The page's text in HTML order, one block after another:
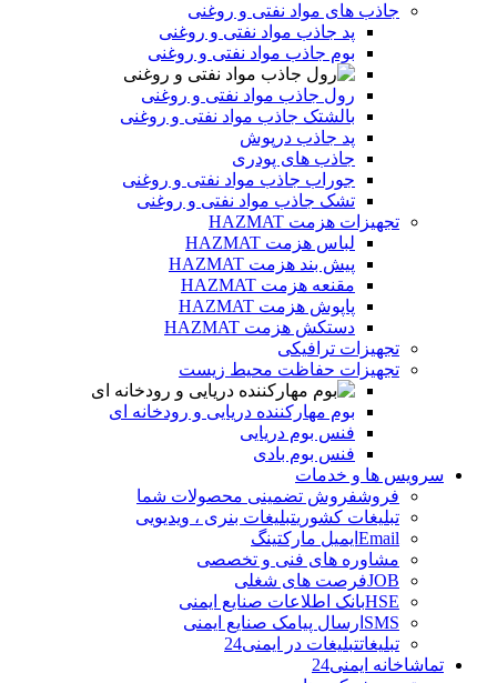
جاذب های مواد نفتی و روغنی
پد جاذب مواد نفتی و روغنی
بوم جاذب مواد نفتی و روغنی
رول جاذب مواد نفتی و روغنی
بالشتک جاذب مواد نفتی و روغنی
پد جاذب درپوش
جاذب های پودری
جوراب جاذب مواد نفتی و روغنی
تشک جاذب مواد نفتی و روغنی
تجهیزات هزمت HAZMAT
لباس هزمت HAZMAT
پیش بند هزمت HAZMAT
مقنعه هزمت HAZMAT
پاپوش هزمت HAZMAT
دستکش هزمت HAZMAT
تجهیزات ترافیکی
تجهیزات حفاظت محیط زیست
بوم مهارکننده دریایی و رودخانه ای
فنس بوم دریایی
فنس بوم بادی
سرویس ها و خدمات
فروشفروش تضمینی محصولات شما
تبلیغات کشوریتبلیغات بنری ، ویدیویی
Email ایمیل مارکتینگ
مشاوره های فنی و تخصصی
JOBفرصت های شغلی
HSEبانک اطلاعات صنایع ایمنی
SMS ارسال پیامک صنایع ایمنی
تبلیغاتتبلیغات در ایمنی24
تماشاخانه ایمنی24